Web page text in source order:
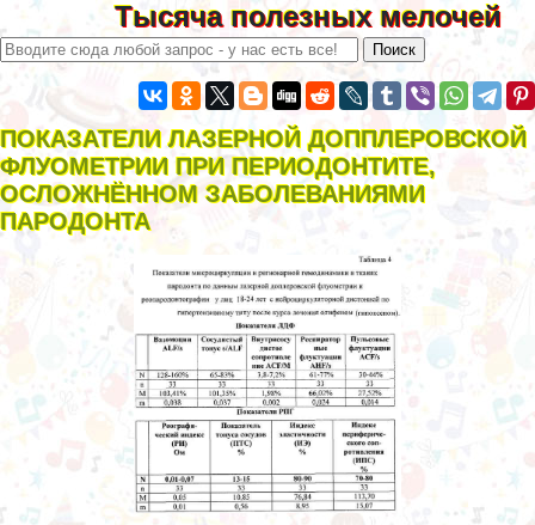
Тысяча полезных мелочей
ПОКАЗАТЕЛИ ЛАЗЕРНОЙ ДОППЛЕРОВСКОЙ
ФЛУОМЕТРИИ ПРИ ПЕРИОДОНТИТЕ,
ОСЛОЖНЁННОМ ЗАБОЛЕВАНИЯМИ
ПАРОДОНТА